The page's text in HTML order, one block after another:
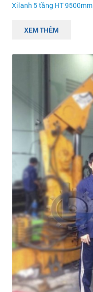
Xilanh 5 tầng HT 9500mm
XEM THÊM